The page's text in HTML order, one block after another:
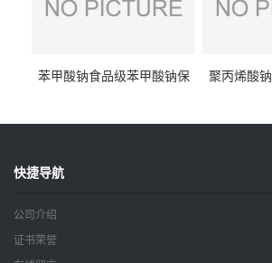
苯甲酸钠食品级苯甲酸钠保
聚丙烯酸
快捷导航
公司介绍
证书荣誉